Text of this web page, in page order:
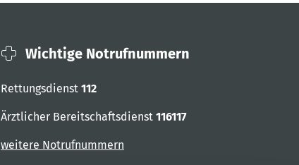
Wichtige Notrufnummern
Rettungsdienst 112
Ärztlicher Bereitschaftsdienst 116117
weitere Notrufnummern